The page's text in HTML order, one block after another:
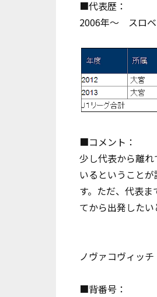
■代表歴：
2006年～ スロ
■コメント：
少し代表から離
いるということ
す。ただ、代表
てから出発したい
ノヴァコヴィッ
■背番号：